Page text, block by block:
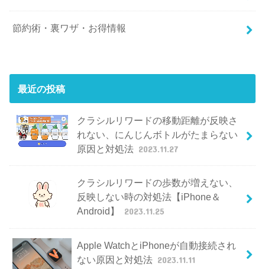
節約術・裏ワザ・お得情報
最近の投稿
クラシルリワードの移動距離が反映さ
れない、にんじんボトルがたまらない
原因と対処法 2023.11.27
クラシルリワードの歩数が増えない、
反映しない時の対処法【iPhone＆
Android】
2023.11.25
Apple WatchとiPhoneが自動接続され
ない原因と対処法 2023.11.11